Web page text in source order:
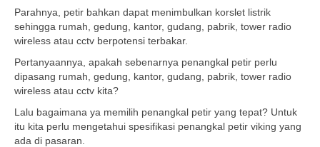
Parahnya, petir bahkan dapat menimbulkan korslet listrik
sehingga rumah, gedung, kantor, gudang, pabrik, tower radio
wireless atau cctv berpotensi terbakar.
Pertanyaannya, apakah sebenarnya penangkal petir perlu
dipasang rumah, gedung, kantor, gudang, pabrik, tower radio
wireless atau cctv kita?
Lalu bagaimana ya memilih penangkal petir yang tepat? Untuk
itu kita perlu mengetahui spesifikasi penangkal petir viking yang
ada di pasaran.